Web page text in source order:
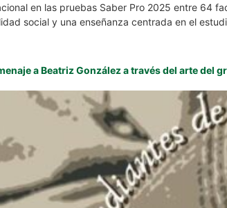
en las pruebas Saber Pro 2025 entre 64
social y una enseñanza centrada en el
a Beatriz González a través del arte del